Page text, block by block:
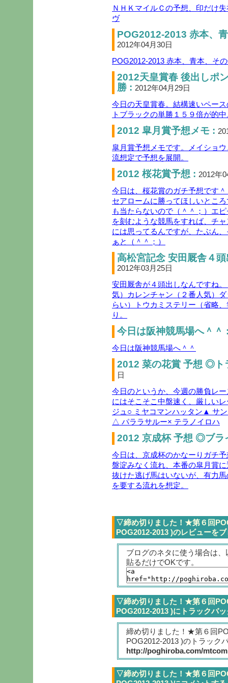
ＮＨＫマイルＣの予想、印だけ
ヴ
POG2012-2013 赤本、
2012年04月30日
POG2012-2013 赤本、青本、そ
2012天皇賞春 後出しポ
勝 : 2012年04月29日
今日の天皇賞春。結構速いペー
トブラックの単勝１５９倍が的
2012 皐月賞予想メモ :
皐月賞予想メモです。メイショ
流想定で予想を展開。
2012 桜花賞予想 : 2012年
今日は、桜花賞のガチ予想です
セアロームに勝ってほしいとこ
も当たらないので（＾＾；）エ
を刻むような競馬をすれば、チ
には思ってるんですが、たぶん
ぁと（＾＾；）
高松宮記念 安田厩舎４
2012年03月25日
安田厩舎が４頭出しなんですね
気）カレンチャン（２番人気）
らい）トウカミステリー（省略
り。
今日は阪神競馬場へ＾＾
今日は阪神競馬場へ＾＾
2012 菜の花賞 予想 ◎ト
日
今日のというか、今週の勝負レ
にはそこそこ中盤速く、厳しい
ジュ○ ミヤコマンハッタン▲ サ
△ パララサルー× テラノイロハ
2012 京成杯 予想 ◎ブラ
今日は、京成杯のかなーりガチ
盤淀みなく流れ、本番の皐月賞
抜けた逃げ馬はいないが、有力
を要する流れを想定。
▽締め切りました！★第６回
POG2012-2013 )のレビューを
ブログのネタに使う場合は
貼るだけでOKです。
▽締め切りました！★第６回
POG2012-2013 )にトラックバ
締め切りました！★第６回
POG2012-2013 )のトラック
http://poghiroba.com/
▽締め切りました！★第６回